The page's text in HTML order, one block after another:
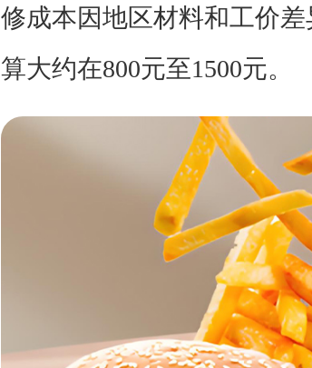
修成本因地区材料和工价
算大约在800元至1500元。